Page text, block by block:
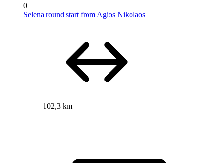
0
Selena round start from Agios Nikolaos
102,3 km